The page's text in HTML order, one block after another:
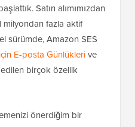
Satın alımımızdan
fazla aktif
sürümde, Amazon SES
E-posta Günlüklerive
birçok özellik
önerdiğim bir